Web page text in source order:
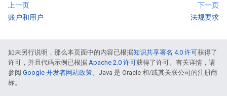
上一页
账户和用户
下一页
法规要求
如未另行说明，那么本页面中的内容已根据知识共享署名 4.0 许可获得了
许可，并且代码示例已根据 Apache 2.0 许可获得了许可。有关详情，请
参阅 Google 开发者网站政策。Java 是 Oracle 和/或其关联公司的注册商
标。